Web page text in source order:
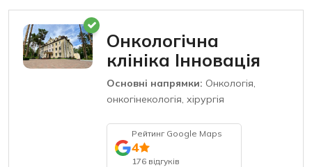
Онкологічна
клініка Інновація
Основні напрямки: Онкологія,
онкогінекологія, хірургія
Рейтинг Google Maps
4
176 відгуків